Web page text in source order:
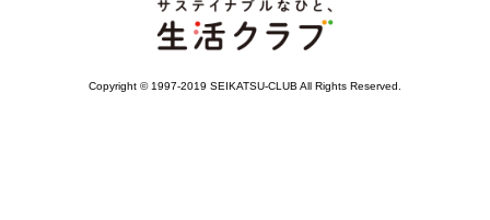
Copyright © 1997-2019 SEIKATSU-CLUB All Rights Reserved.